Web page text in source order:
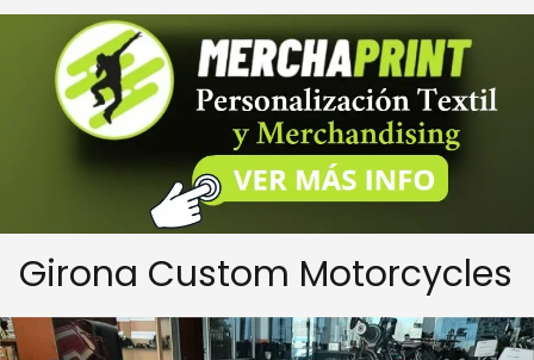
Girona Custom Motorcycles